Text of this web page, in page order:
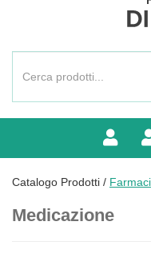
Prodotto
Catalogo Prodotti / Farmaci
Medicazione